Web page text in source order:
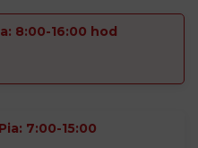
8:00-16:00 hod
7:00-15:00